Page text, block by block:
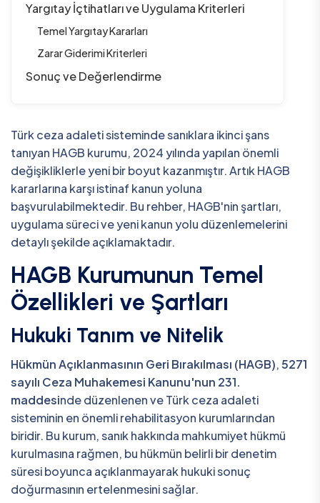
Yargıtay İçtihatları ve Uygulama Kriterleri
Temel Yargıtay Kararları
Zarar Giderimi Kriterleri
Sonuç ve Değerlendirme
Türk ceza adaleti sisteminde sanıklara ikinci şans
tanıyan HAGB kurumu, 2024 yılında yapılan önemli
değişikliklerle yeni bir boyut kazanmıştır. Artık HAGB
kararlarına karşı istinaf kanun yoluna
başvurulabilmektedir. Bu rehber, HAGB'nin şartları,
uygulama süreci ve yeni kanun yolu düzenlemelerini
detaylı şekilde açıklamaktadır.
HAGB Kurumunun Temel
Özellikleri ve Şartları
Hukuki Tanım ve Nitelik
Hükmün Açıklanmasının Geri Bırakılması (HAGB),5271
sayılı Ceza Muhakemesi Kanunu'nun 231.
maddesinde düzenlenen ve Türk ceza adaleti
sisteminin en önemli rehabilitasyon kurumlarından
biridir. Bu kurum, sanık hakkında mahkumiyet hükmü
kurulmasına rağmen, bu hükmün belirli bir denetim
süresi boyunca açıklanmayarak hukuki sonuç
doğurmasının ertelenmesini sağlar.